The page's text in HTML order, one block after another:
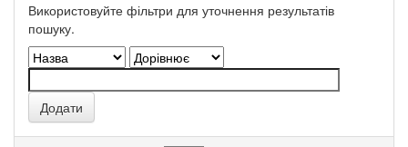
Використовуйте фільтри для уточнення результатів
пошуку.